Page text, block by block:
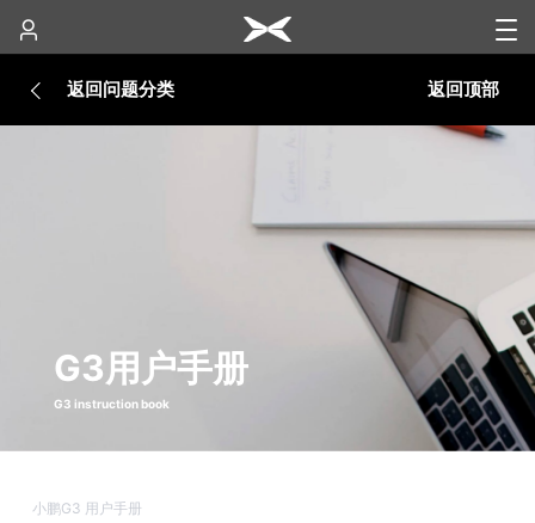
返回问题分类 返回顶部
G3用户手册
G3 instruction book
小鹏G3 用户手册